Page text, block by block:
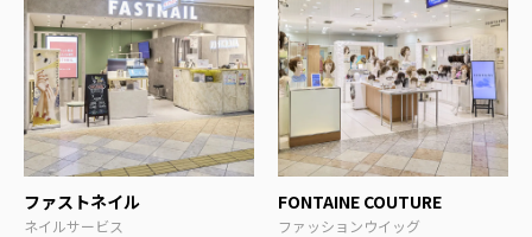
ファストネイル
ネイルサービス
FONTAINE COUTURE
ファッションウイッグ